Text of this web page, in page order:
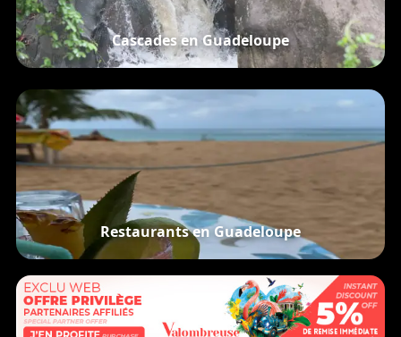
Cascades en Guadeloupe
Restaurants en Guadeloupe